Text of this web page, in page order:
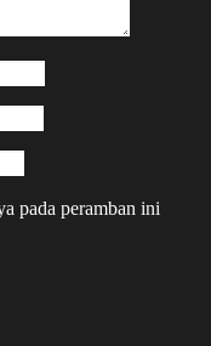
pada peramban ini